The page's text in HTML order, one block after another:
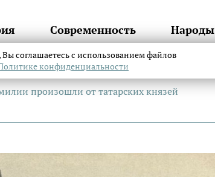
Современность Народы
произошли от татарских князей
соглашаетесь с использованием файлов
конфиденциальности